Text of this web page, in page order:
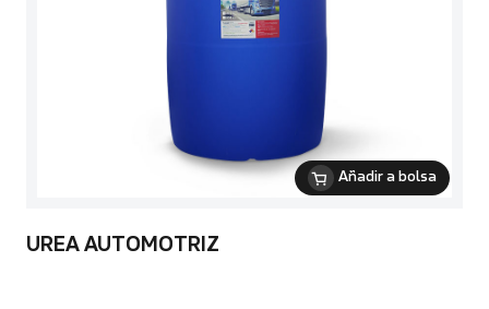
Añadir a bolsa
UREA AUTOMOTRIZ